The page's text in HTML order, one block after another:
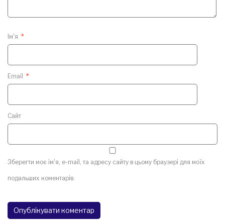
Ім'я *
Email *
Сайт
Зберегти моє ім'я, e-mail, та адресу сайту в цьому браузері для моїх
подальших коментарів.